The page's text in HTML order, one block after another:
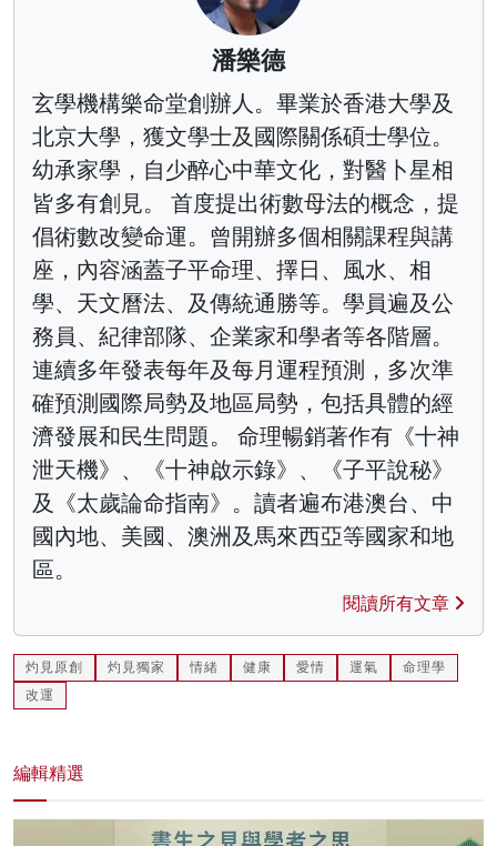
潘樂德
玄學機構樂命堂創辦人。畢業於香港大學及
北京大學，獲文學士及國際關係碩士學位。
幼承家學，自少醉心中華文化，對醫卜星相
皆多有創見。 首度提出術數母法的概念，提
倡術數改變命運。曾開辦多個相關課程與講
座，內容涵蓋子平命理、擇日、風水、相
學、天文曆法、及傳統通勝等。學員遍及公
務員、紀律部隊、企業家和學者等各階層。
連續多年發表每年及每月運程預測，多次準
確預測國際局勢及地區局勢，包括具體的經
濟發展和民生問題。 命理暢銷著作有《十神
泄天機》、《十神啟示錄》、《子平說秘》
及《太歲論命指南》。讀者遍布港澳台、中
國內地、美國、澳洲及馬來西亞等國家和地
區。
閱讀所有文章
灼見原創 灼見獨家 情緒 健康 愛情 運氣
命理學
改運
編輯精選